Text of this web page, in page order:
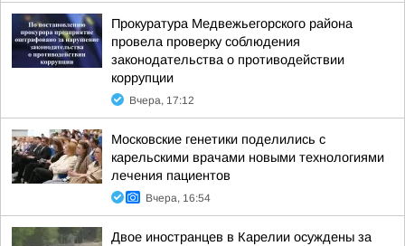
Прокуратура Медвежьегорского района
провела проверку соблюдения
законодательства о противодействии
коррупции
Вчера, 17:12
Московские генетики поделились с
карельскими врачами новыми технологиями
лечения пациентов
Вчера, 16:54
Двое иностранцев в Карелии осуждены за